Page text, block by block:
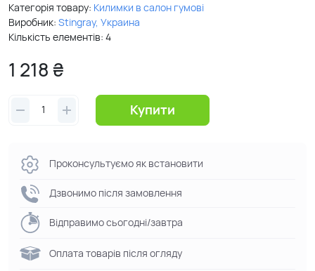
Категорія товару: Килимки в салон гумові
Виробник: Stingray, Украина
Кількість елементів: 4
1 218 ₴
Купити
Проконсультуємо як встановити
Дзвонимо після замовлення
Відправимо сьогодні/завтра
Оплата товарів після огляду